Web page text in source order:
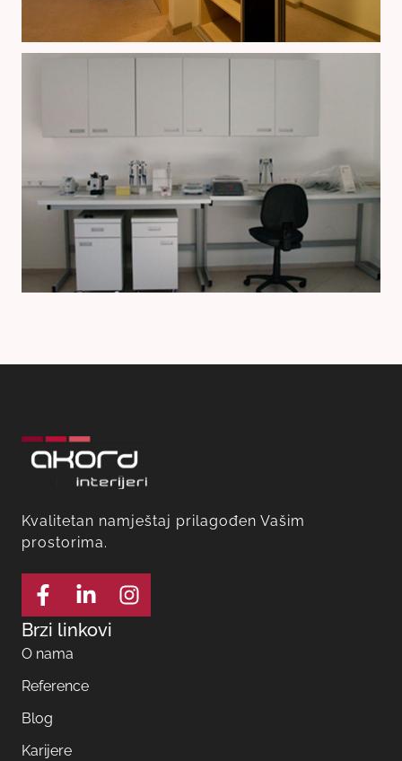
Kvalitetan namještaj prilagođen Vašim
prostorima.
Brzi linkovi
O nama
Reference
Blog
Karijere